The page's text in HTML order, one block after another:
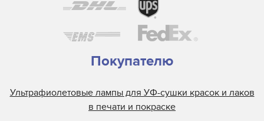
Покупателю
Ультрафиолетовые лампы для УФ-сушки красок и лаков
в печати и покраске